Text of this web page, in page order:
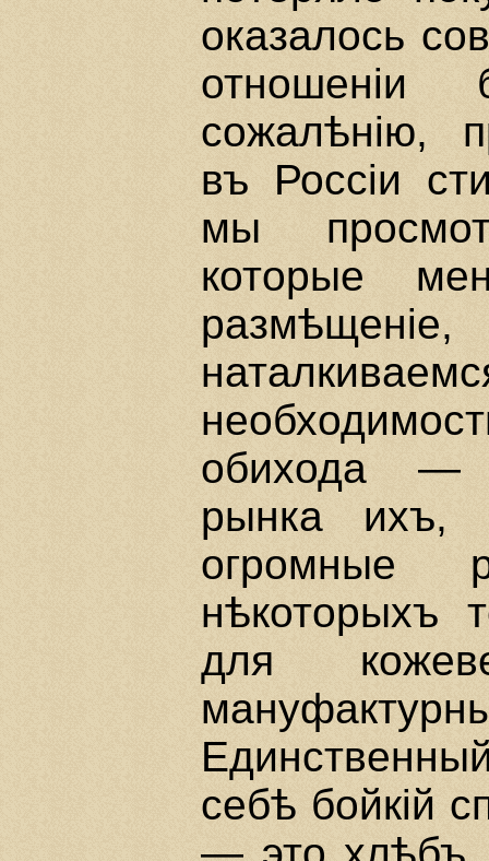
оказалось
сожалѣнiю,
въ Россiи
мы
которые
обихода —
рынка ихъ,
огромные
нѣкоторыхъ
для
себѣ бойкiй